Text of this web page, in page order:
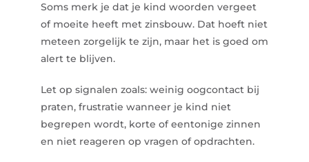
Soms merk je dat je kind woorden vergeet
of moeite heeft met zinsbouw. Dat hoeft niet
meteen zorgelijk te zijn, maar het is goed om
alert te blijven.
Let op signalen zoals: weinig oogcontact bij
praten, frustratie wanneer je kind niet
begrepen wordt, korte of eentonige zinnen
en niet reageren op vragen of opdrachten.